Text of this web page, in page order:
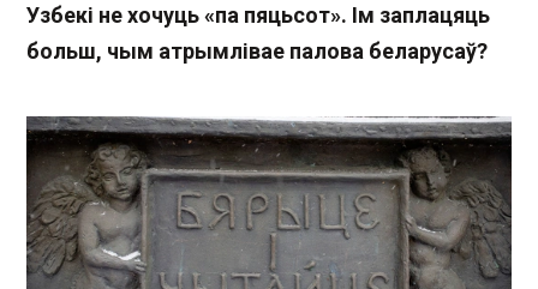
Узбекі не хочуць «па пяцьсот». Ім заплацяць
больш, чым атрымлівае палова беларусаў?